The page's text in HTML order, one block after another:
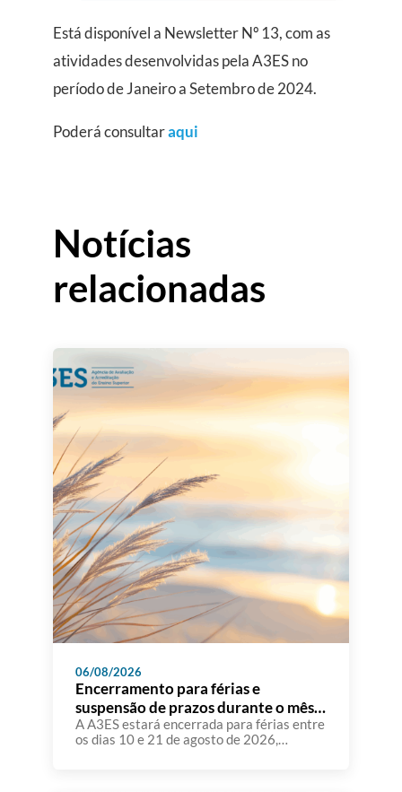
Está disponível a Newsletter Nº 13, com as
atividades desenvolvidas pela A3ES no
período de Janeiro a Setembro de 2024.
Poderá consultaraqui
Notícias
relacionadas
06/08/2026
Encerramento para férias e
suspensão de prazos durante o mês
de agosto
A A3ES estará encerrada para férias entre
os dias 10 e 21 de agosto de 2026,